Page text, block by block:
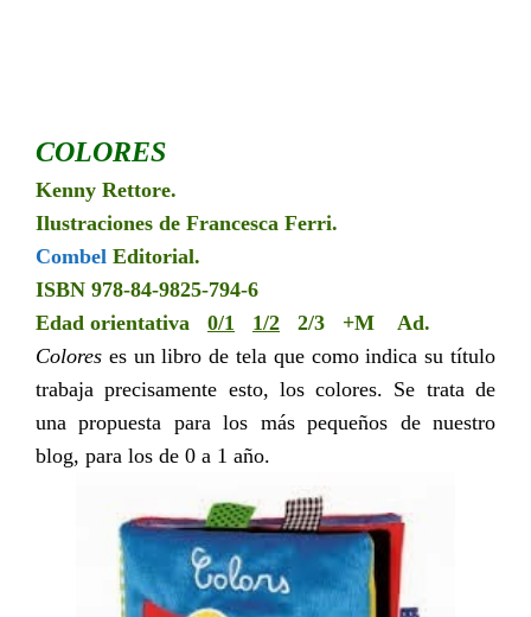
COLORES
Kenny Rettore.
Ilustraciones de Francesca Ferri.
Combel Editorial.
ISBN 978-84-9825-794-6
Edad orientativa
0/1 1/2 2/3 +M
Ad.
Colores es un libro de tela que como indica su título
trabaja precisamente esto, los colores. Se trata de
una propuesta para los más pequeños de nuestro
blog, para los de 0 a 1 año.